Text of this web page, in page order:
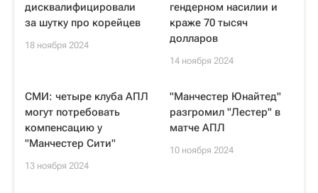
дисквалифицировали
за шутку про корейцев
18 ноября 2024
гендерном насилии и
краже 70 тысяч
долларов
14 ноября 2024
СМИ: четыре клуба АПЛ
могут потребовать
компенсацию у
"Манчестер Сити"
13 ноября 2024
"Манчестер Юнайтед"
разгромил "Лестер" в
матче АПЛ
10 ноября 2024